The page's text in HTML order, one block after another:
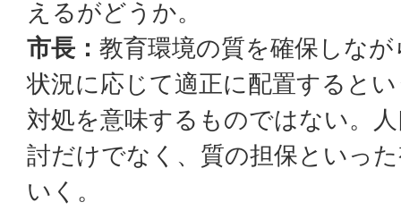
えるがどうか。
市長： 教育環境の質を確保しな
状況に応じて適正に配置すると
対処を意味するものではない。
討だけでなく、質の担保といっ
いく。